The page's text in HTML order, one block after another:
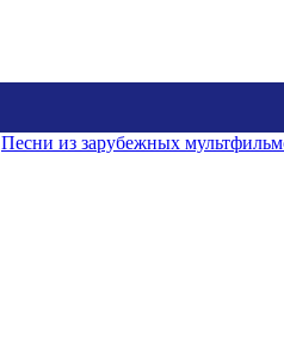
Песни из зарубежных